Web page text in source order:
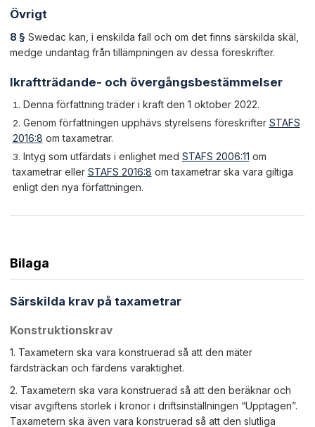
Övrigt
8 § Swedac kan, i enskilda fall och om det finns särskilda skäl,
medge undantag från tillämpningen av dessa föreskrifter.
Ikraftträdande- och övergångsbestämmelser
Denna författning träder i kraft den 1 oktober 2022.
Genom författningen upphävs styrelsens föreskrifter STAFS
2016:8 om taxametrar.
Intyg som utfärdats i enlighet med STAFS 2006:11 om
taxametrar eller STAFS 2016:8 om taxametrar ska vara giltiga
enligt den nya författningen.
Bilaga
Särskilda krav på taxametrar
Konstruktionskrav
1. Taxametern ska vara konstruerad så att den mäter
färdsträckan och färdens varaktighet.
2. Taxametern ska vara konstruerad så att den beräknar och
visar avgiftens storlek i kronor i driftsinställningen “Upptagen”.
Taxametern ska även vara konstruerad så att den slutliga